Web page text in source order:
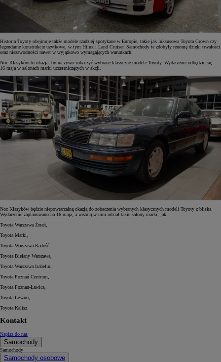
Historia Toyoty obejmuje także modele rzadziej spotykane w Europie, takie jak luksusowa Toyota Crown czy
legendarne konstrukcje użytkowe, w tym Hilux i Land Cruiser. Samochody te zdobyły renomę dzięki trwałości
oraz niezawodności nawet w wyjątkowo wymagających warunkach.
Noc Klasyków to okazja, by na żywo zobaczyć wybrane klasyczne modele Toyoty. Wydarzenie odbędzie się
16 maja w salonach marki uczestniczących w akcji.
Noc Klasyków będzie niepowtarzalną okazją do zobaczenia wybranych klasycznych modeli Toyoty z bliska.
Wydarzenie zaplanowano na 16 maja, a wezmą w nim udział takie salony marki, jak:
Toyota Warszawa Żerań,
Toyota Marki,
Toyota Warszawa Radość,
Toyota Bielany Warszawa,
Toyota Warszawa Izabelin,
Toyota Poznań Centrum,
Toyota Poznań-Ławica,
Toyota Leszno,
Toyota Kalisz.
Kontakt
Napisz do nas
Samochody
Samochody
Samochody osobowe